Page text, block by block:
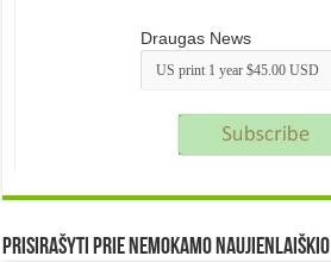
Draugas News
Prisirašyti prie nemokamo naujienlaiškio